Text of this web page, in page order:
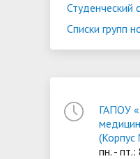
Студенческий
Списки групп
ГАПОУ
пн. -